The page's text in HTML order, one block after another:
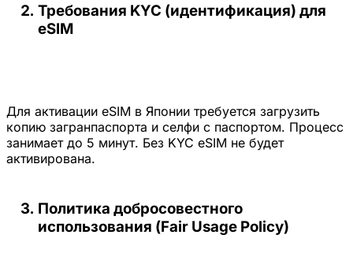
Требования KYC (идентификация) для
eSIM
Для активации eSIM в Японии требуется загрузить
копию загранпаспорта и селфи с паспортом. Процесс
занимает до 5 минут. Без KYC eSIM не будет
активирована.
Политика добросовестного
использования (Fair Usage Policy)